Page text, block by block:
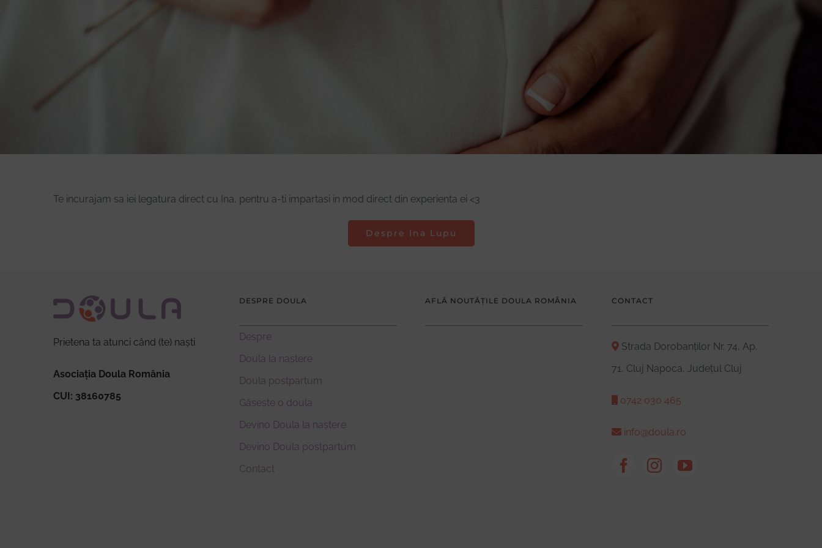
Te incurajam sa iei legatura direct cu Ina, pentru a-ti impartasi in mod direct din experienta ei <3
Despre Ina Lupu
Prietena ta atunci când (te) naști
Asociația Doula România
CUI: 38160785
DESPRE DOULA
Despre
Doula la naștere
Doula postpartum
Găsește o doula
Devino Doula la naștere
Devino Doula postpartum
Contact
AFLĂ NOUTĂȚILE DOULA ROMÂNIA CONTACT
Strada Dorobanților Nr. 74, Ap.
71, Cluj Napoca, Județul Cluj
0742 030 465
info@doula.ro